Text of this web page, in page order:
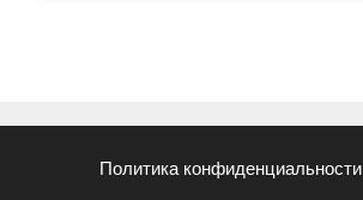
Политика конфиденциальности